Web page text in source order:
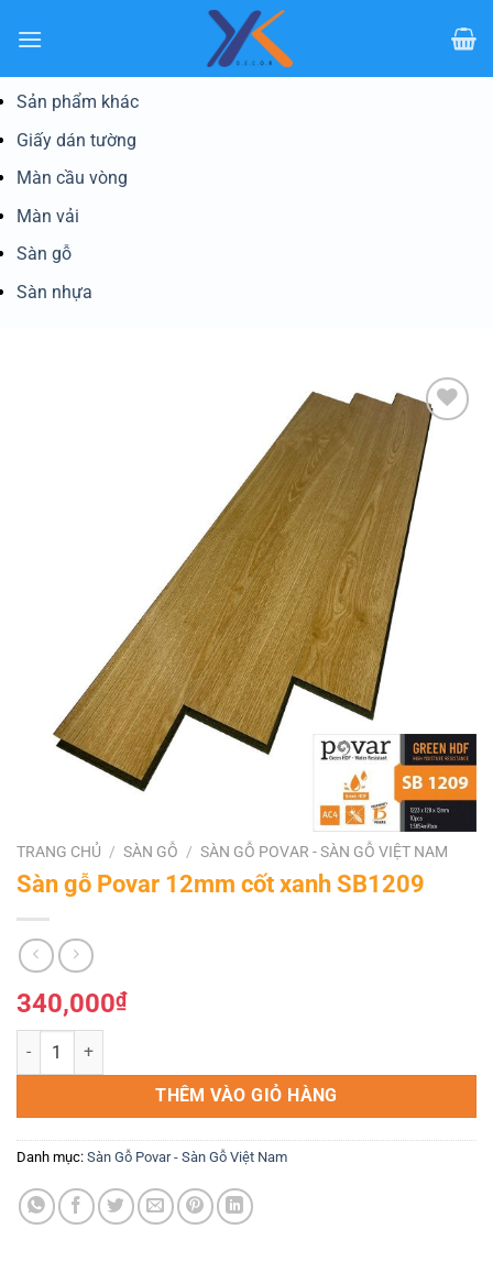
qua
dungSản phẩm khác
Giấy dán tường
Màn cầu vòng
Màn vải
Sàn gỗ
Sàn nhựa
TRANG CHỦ / SÀN GỖ / SÀN GỖ POVAR - SÀN GỖ VIỆT NAM
Sàn gỗ Povar 12mm cốt xanh SB1209
340,000₫
Sàn gỗ Povar 12mm cốt xanh SB1209 số lượng
THÊM VÀO GIỎ HÀNG
Danh mục: Sàn Gỗ Povar - Sàn Gỗ Việt Nam